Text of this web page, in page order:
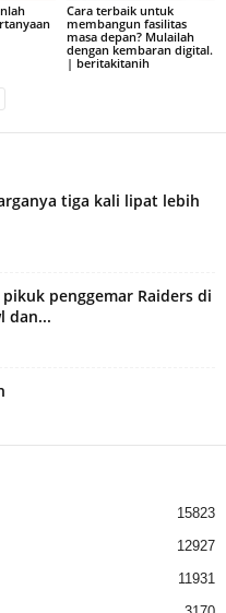
Cara terbaik untuk
membangun fasilitas
masa depan? Mulailah
dengan kembaran digital.
| beritakitanih
tiga kali lipat lebih
penggemar Raiders di
dan...
15823
12927
11931